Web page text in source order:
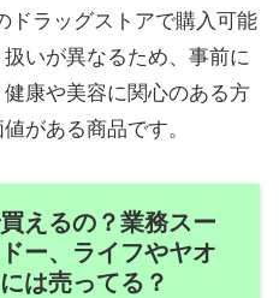
ドラッグストアで購入可能
いが異なるため、事前に
康や美容に関心のある方
がある商品です。
えるの？業務スー
ー、ライフやヤオ
は売ってる？